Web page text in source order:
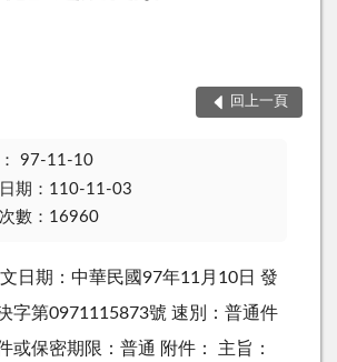
回上一頁
97-11-10
期：110-11-03
數：16960
日期：中華民國97年11月10日 發
字第0971115873號 速別：普通件
或保密期限：普通 附件： 主旨：